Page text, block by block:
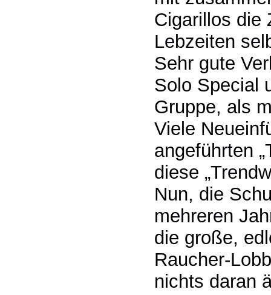
Cigarillos die
Lebzeiten
Sehr gute
Solo Special
Gruppe, als
Viele
angeführten
diese
Nun, die
mehreren
die große,
Raucher-
nichts daran